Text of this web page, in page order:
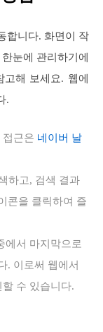
합니다. 화면이 작
눈에 관리하기에
해 보세요. 웹에
.
접근은 네이버 날
하고, 검색 결과
콘을 클릭하여 즐
에서 마지막으로
. 이로써 웹에서
수 있습니다.